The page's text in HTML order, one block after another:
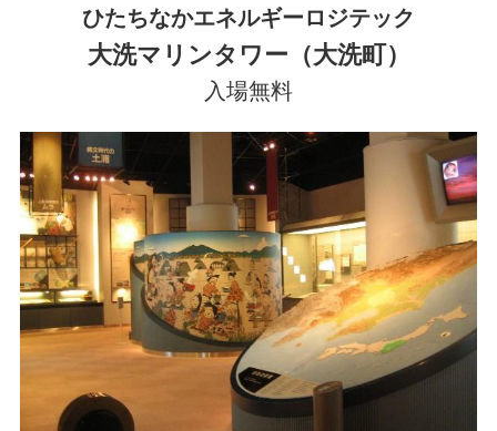
ひたちなかエネルギーロジテック
大洗マリンタワー（大洗町）
入場無料